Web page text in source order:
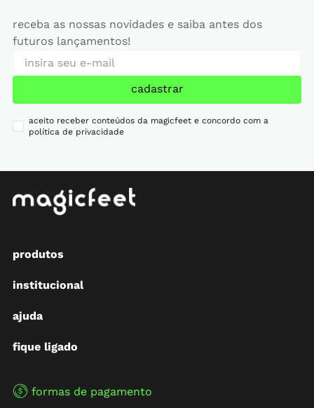
receba as nossas novidades e saiba antes dos
futuros lançamentos!
cadastrar
aceito receber conteúdos da magicfeet e concordo com a
política de privacidade
produtos
institucional
ajuda
fique ligado
formas de pagamento